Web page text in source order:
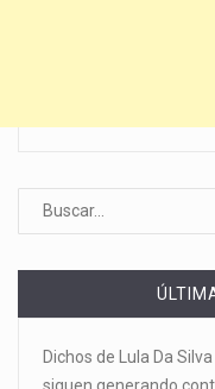
Dichos de Lula Da
siguen generando